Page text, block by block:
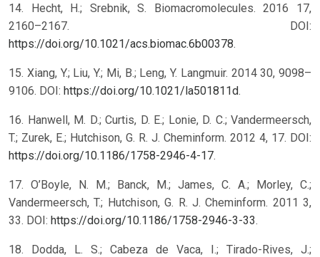
14. Hecht, H.; Srebnik, S. Biomacromolecules. 2016 17,
2160–2167. DOI:
https://doi.org/10.1021/acs.biomac.6b00378.
15. Xiang, Y.; Liu, Y.; Mi, B.; Leng, Y. Langmuir. 2014 30, 9098–
9106. DOI: https://doi.org/10.1021/la501811d.
16. Hanwell, M. D.; Curtis, D. E.; Lonie, D. C.; Vandermeersch,
T.; Zurek, E.; Hutchison, G. R. J. Cheminform. 2012 4, 17. DOI:
https://doi.org/10.1186/1758-2946-4-17.
17. O’Boyle, N. M.; Banck, M.; James, C. A.; Morley, C.;
Vandermeersch, T.; Hutchison, G. R. J. Cheminform. 2011 3,
33. DOI: https://doi.org/10.1186/1758-2946-3-33.
18. Dodda, L. S.; Cabeza de Vaca, I.; Tirado-Rives, J.;